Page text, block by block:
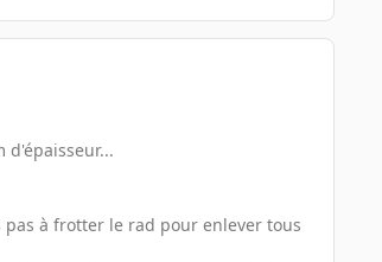
pas à frotter le rad pour enlever tous